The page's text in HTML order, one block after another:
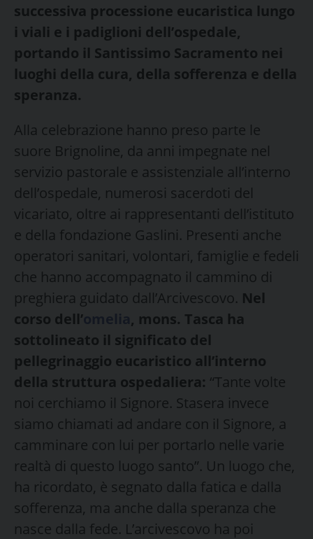
successiva processione eucaristica lungo
i viali e i padiglioni dell’ospedale,
portando il Santissimo Sacramento nei
luoghi della cura, della sofferenza e della
speranza.
Alla celebrazione hanno preso parte le
suore Brignoline, da anni impegnate nel
servizio pastorale e assistenziale all’interno
dell’ospedale, numerosi sacerdoti del
vicariato, oltre ai rappresentanti dell’istituto
e della fondazione Gaslini. Presenti anche
operatori sanitari, volontari, famiglie e fedeli
che hanno accompagnato il cammino di
preghiera guidato dall’Arcivescovo. Nel
corso dell’
, mons. Tasca ha
sottolineato il significato del
pellegrinaggio eucaristico all’interno
della struttura ospedaliera: “Tante volte
noi cerchiamo il Signore. Stasera invece
siamo chiamati ad andare con il Signore, a
camminare con lui per portarlo nelle varie
realtà di questo luogo santo”. Un luogo che,
ha ricordato, è segnato dalla fatica e dalla
sofferenza, ma anche dalla speranza che
nasce dalla fede. L’arcivescovo ha poi